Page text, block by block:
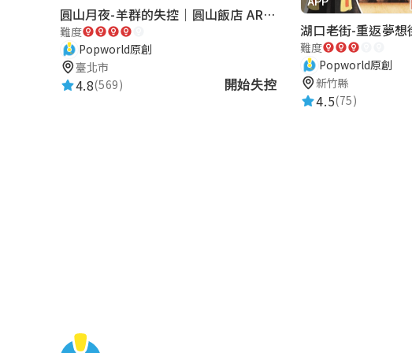
圓山月夜-羊群的失控｜圓山飯店 ARG實境解謎遊戲
難度
Popworld原創
臺北市
4.8(569) 開始失控
難度
Popworld原創
新竹縣
4.5(75)